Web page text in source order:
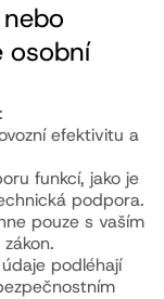
osobní
efektivitu a
funkcí, jako je
podpora.
pouze s vaším
podléhají